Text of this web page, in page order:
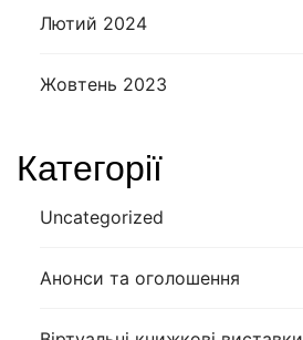
Лютий 2024
Жовтень 2023
Категорії
Uncategorized
Анонси та оголошення